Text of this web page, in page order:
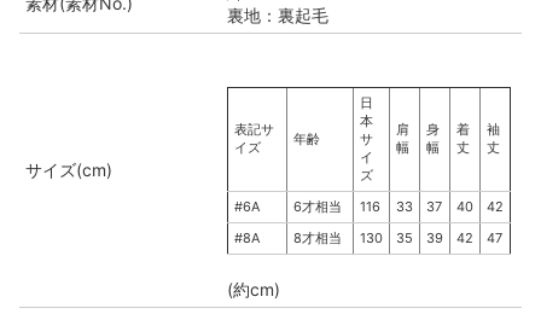
裏地：裏起毛
サイズ(cm)
表記サ
イズ
年齢
日
本
サ
イ
ズ
肩
幅
身
幅
着
丈
袖
丈
#6A 6才相当 116 33 37 40
42
#8A
8才相当 130 35 39 42 47
(約cm)